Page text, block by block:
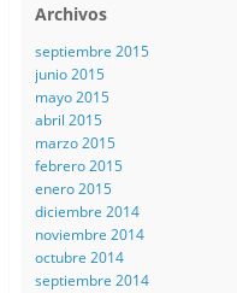
Archivos
septiembre 2015
junio 2015
mayo 2015
abril 2015
marzo 2015
febrero 2015
enero 2015
diciembre 2014
noviembre 2014
octubre 2014
septiembre 2014